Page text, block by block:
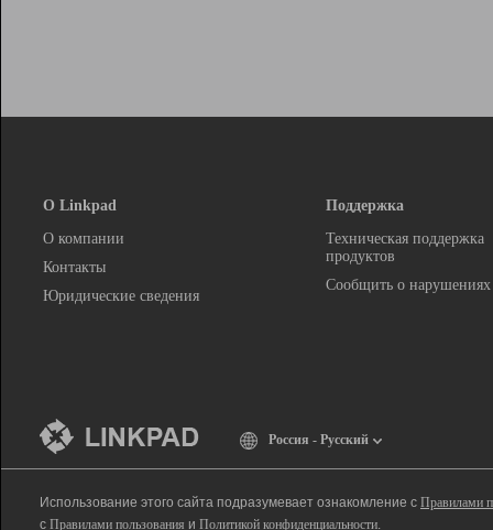
О Linkpad
О компании
Контакты
Юридические сведения
Поддержка
Техническая поддержка
продуктов
Сообщить о нарушениях
Россия - Русский
Использование этого сайта подразумевает ознакомление с Правилами
с Правилами пользования и Политикой конфиденциальности.